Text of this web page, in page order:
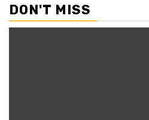
DON'T MISS